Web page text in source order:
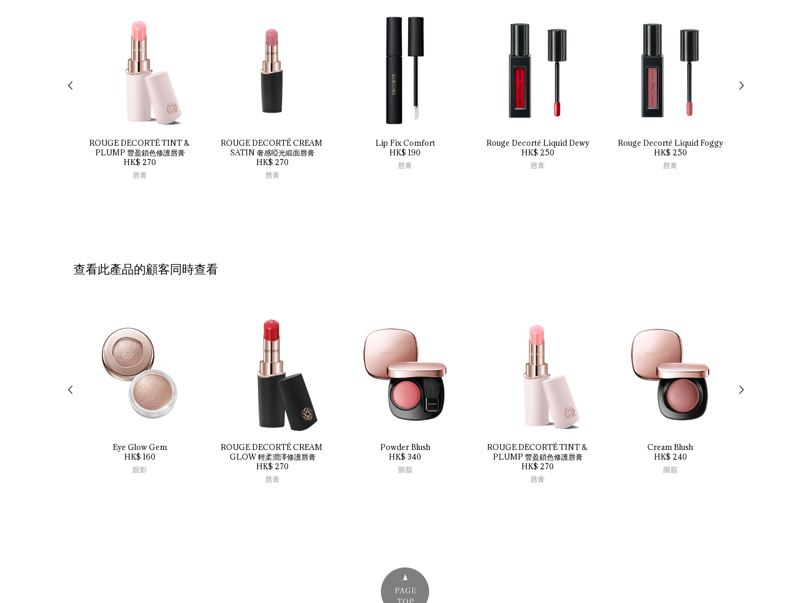
ROUGE DECORTÉ TINT &
PLUMP 豐盈鎖色修護唇膏
HK$ 270
唇膏
ROUGE DECORTÉ CREAM
SATIN 奢感啞光緞面唇膏
HK$ 270
唇膏
Lip Fix Comfort
HK$ 190
唇膏
Rouge Decorté Liquid Dewy
HK$ 250
唇膏
Rouge Decorté Liquid Foggy
HK$ 250
唇膏
查看此產品的顧客同時查看
Eye Glow Gem
HK$ 160
眼影
ROUGE DECORTÉ CREAM
GLOW 輕柔潤澤修護唇膏
HK$ 270
唇膏
Powder Blush
HK$ 340
胭脂
ROUGE DECORTÉ TINT &
PLUMP 豐盈鎖色修護唇膏
HK$ 270
唇膏
Cream Blush
HK$ 240
胭脂